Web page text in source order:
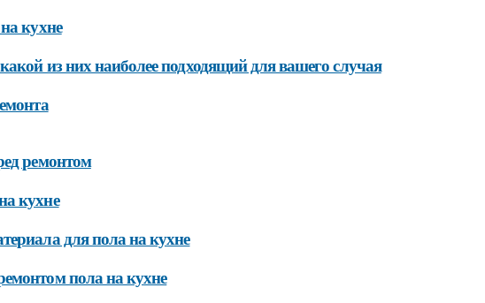
кухне
из них наиболее подходящий для вашего случая
ремонтом
кухне
для пола на кухне
пола на кухне